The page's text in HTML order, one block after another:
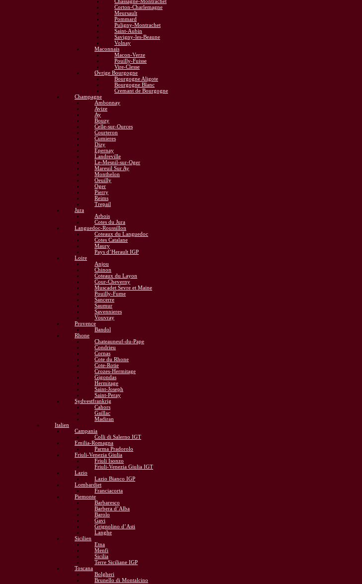
Corton-Charlemagne
Meursault
Pommard
Puligny-Montrachet
Saint-Aubin
Savigny-les-Beaune
Volnay
Maconnais
Macon-Verze
Pouilly-Fuisse
Vire-Clesse
Øvrige Bourgogne
Bourgogne Aligote
Bourgogne Blanc
Cremant de Bourgogne
Champagne
Ambonnay
Avize
Ay
Bouzy
Celle-sur-Ources
Courteron
Cumieres
Dizy
Epernay
Landreville
Le-Mesnil-sur-Oger
Mareuil Sur Ay
Monthelon
Oeuilly
Oger
Pierry
Reims
Trepail
Jura
Arbois
Cotes du Jura
Languedoc-Roussillon
Coteaux du Languedoc
Cotes Catalane
Maury
Pays d’Herault IGP
Loire
Anjou
Chinon
Coteaux du Layon
Cour-Cheverny
Muscadet Sevre et Maine
Pouilly-Fume
Sancerre
Saumur
Savennieres
Vouvray
Provence
Bandol
Rhone
Chateauneuf-du-Pape
Condrieu
Cornas
Cote du Rhone
Cote-Rotie
Crozes-Hermitage
Gigondas
Hermitage
Saint-Joseph
Saint-Peray
Sydvestfrankrig
Cahors
Gaillac
Madiran
Italien
Campania
Colli di Salerno IGT
Emilia-Romagna
Parma Pradorolo
Friuli-Venezia Giulia
Friuli Isonzo
Friuli-Venezia Giulia IGT
Lazio
Lazio Bianco IGP
Lombardiet
Franciacorta
Piemonte
Barbaresco
Barbera d’Alba
Barolo
Gavi
Grignolino d’Asti
Langhe
Sicilien
Etna
Menfi
Sicilia
Terre Siciliane IGP
Toscana
Bolgheri
Brunello di Montalcino